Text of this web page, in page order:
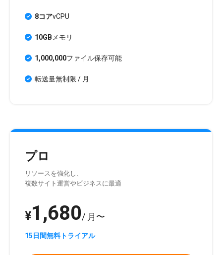
8コアvCPU
10GB メモリ
1,000,000ファイル保存可能
転送量無制限 / 月
プロ
リソースを強化し、
複数サイト運営やビジネスに最適
¥1,680/ 月〜
15日間無料トライアル